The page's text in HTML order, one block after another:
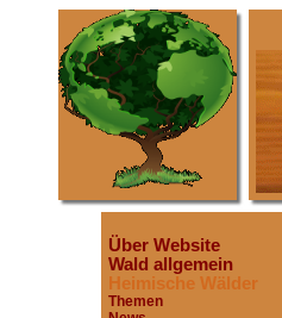
Über Website
Wald allgemein
Heimische Wälder
Themen